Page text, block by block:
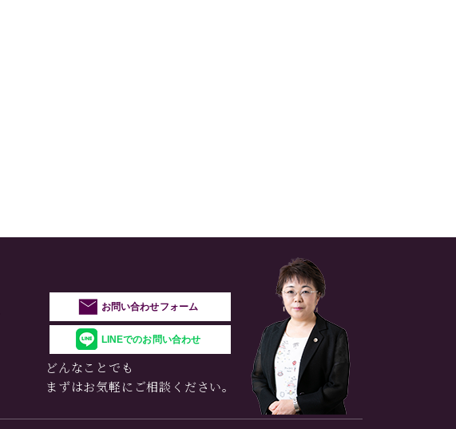
お問い合わせフォーム
LINEでのお問い合わせ
どんなことでも
まずはお気軽にご相談ください。